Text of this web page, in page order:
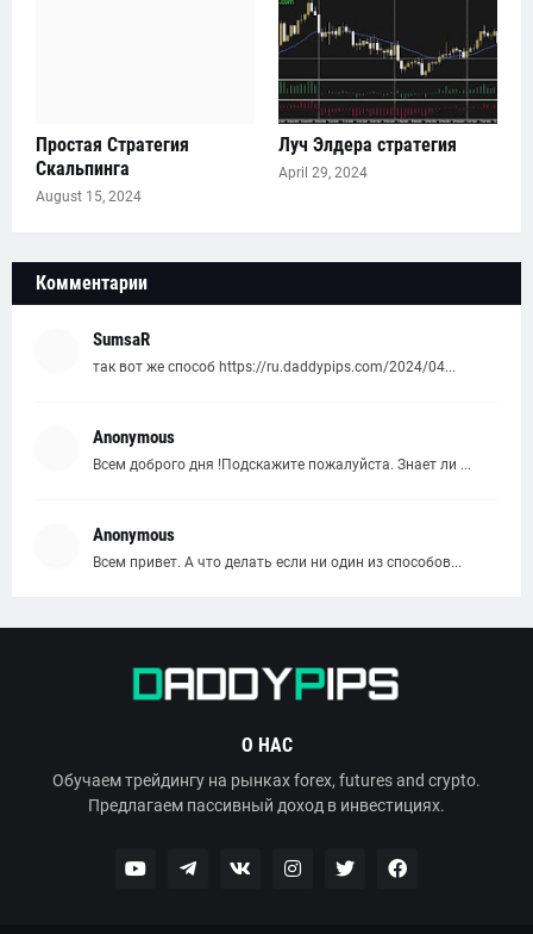
Простая Стратегия
Скальпинга
August 15, 2024
Луч Элдера стратегия
April 29, 2024
Комментарии
SumsaR
так вот же способ https://ru.daddypips.com/2024/04...
Anonymous
Всем доброго дня !Подскажите пожалуйста. Знает ли ...
Anonymous
Всем привет. А что делать если ни один из способов...
О НАС
Обучаем трейдингу на рынках forex, futures and crypto.
Предлагаем пассивный доход в инвестициях.